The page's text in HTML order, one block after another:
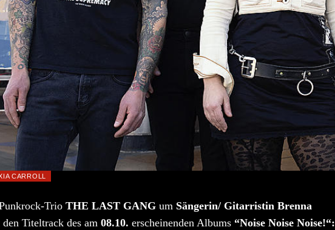
CARROLL
Trio THE LAST GANG um Sängerin/ Gitarristin Brenna
Titeltrack des am 08.10. erscheinenden Albums “Noise Noise Noise!“: